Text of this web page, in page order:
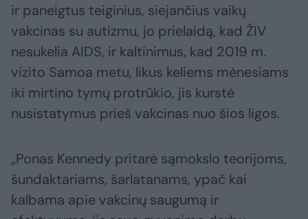
ir paneigtus teiginius, siejančius vaikų
vakcinas su autizmu, jo prielaidą, kad ŽIV
nesukelia AIDS, ir kaltinimus, kad 2019 m.
vizito Samoa metu, likus keliems mėnesiams
iki mirtino tymų protrūkio, jis kurstė
nusistatymus prieš vakcinas nuo šios ligos.
„Ponas Kennedy pritarė sąmokslo teorijoms,
šundaktariams, šarlatanams, ypač kai
kalbama apie vakcinų saugumą ir